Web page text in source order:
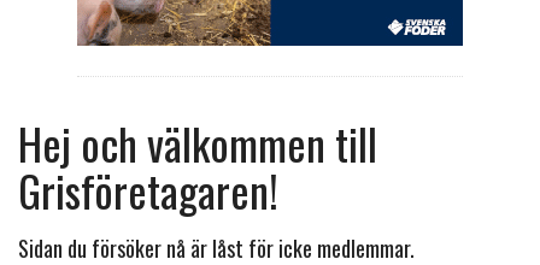
OM OSS
Hej och välkommen till
Grisföretagaren!
Sidan du försöker nå är låst för icke medlemmar.